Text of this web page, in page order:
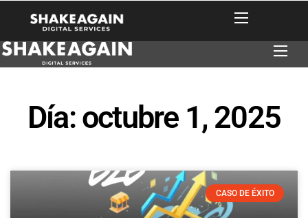
Día: octubre 1, 2025
CASO DE ÉXITO